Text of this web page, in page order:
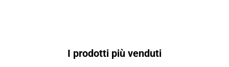
I prodotti più venduti